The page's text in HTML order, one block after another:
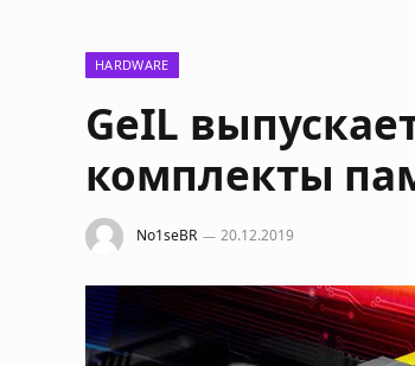
HARDWARE
GeIL
комплекты
No1seBR 20.12.2019